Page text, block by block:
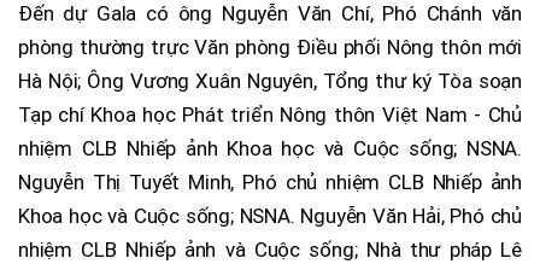
Đến dự Gala có ông Nguyễn Văn Chí, Phó Chánh văn
phòng thường trực Văn phòng Điều phối Nông thôn mới
Hà Nội; Ông Vương Xuân Nguyên, Tổng thư ký Tòa soạn
Tạp chí Khoa học Phát triển Nông thôn Việt Nam - Chủ
nhiệm CLB Nhiếp ảnh Khoa học và Cuộc sống; NSNA.
Nguyễn Thị Tuyết Minh, Phó chủ nhiệm CLB Nhiếp ảnh
Khoa học và Cuộc sống; NSNA. Nguyễn Văn Hải, Phó chủ
nhiệm CLB Nhiếp ảnh và Cuộc sống; Nhà thư pháp Lê